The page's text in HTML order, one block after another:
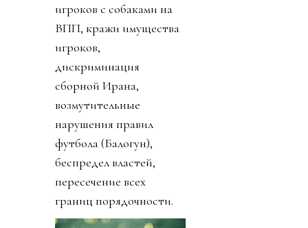
и вкусняшками.
Чиновники же
приложили все силы,
чтобы все максимально
испохабить. Аресты
людей, запреты на въезд
сотрудникам команд и
лучшему арбитру
Африки, досмотры
игроков с собаками на
ВПП, кражи имущества
игроков,